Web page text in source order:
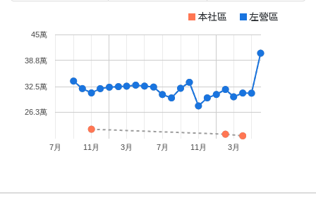
本社區 左營區
7月 11月 3月 7月 11月 3月
26.3萬
32.5萬
38.8萬
45萬